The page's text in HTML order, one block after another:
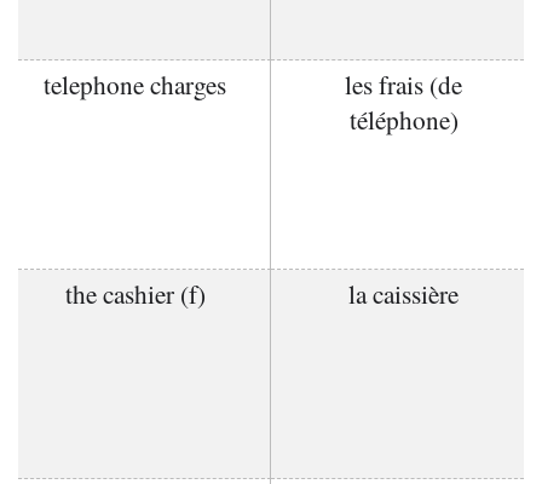
telephone charges
les frais (de
téléphone)
the cashier (f) la caissière